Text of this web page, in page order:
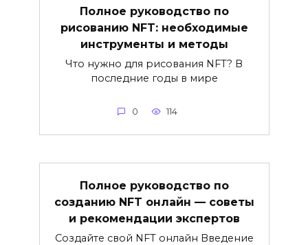
Полное руководство по
рисованию NFT: необходимые
инструменты и методы
Что нужно для рисования NFT? В
последние годы в мире
0 114
Полное руководство по
созданию NFT онлайн — советы
и рекомендации экспертов
Создайте свой NFT онлайн Введение